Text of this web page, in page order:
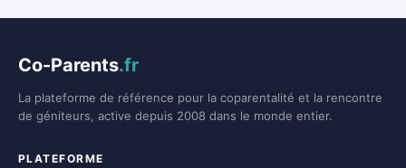
Co-Parents.fr
La plateforme de référence pour la coparentalité et la rencontre
de géniteurs, active depuis 2008 dans le monde entier.
PLATEFORME